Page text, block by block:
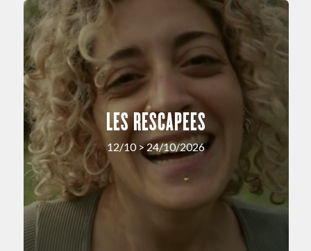
LES RESCAPEES
12/10 > 24/10/2026